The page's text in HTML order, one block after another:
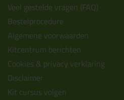
Veel gestelde vragen (FAQ)
Bestelprocedure
Algemene voorwaarden
Kitcentrum berichten
Cookies & privacy verklaring
Disclaimer
Kit cursus volgen